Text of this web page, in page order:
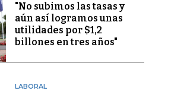
"No subimos las tasas y
aún así logramos unas
utilidades por $1,2
billones en tres años"
LABORAL